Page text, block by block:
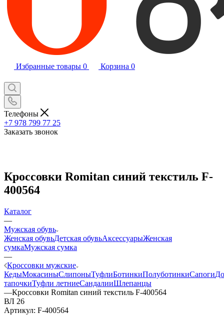
Избранные товары 0 Корзина 0
Телефоны
+7 978 799 77 25
Заказать звонок
Кроссовки Romitan синий текстиль F-
400564
Каталог
—
Мужская обувь
Женская обувьДетская обувьАксессуарыЖенская
сумкаМужская сумка
—
Кроссовки мужские
КедыМокасиныСлипоныТуфлиБотинкиПолуботинкиСапоги
тапочкиТуфли летниеСандалииШлепанцы
—Кроссовки Romitan синий текстиль F-400564
ВЛ 26
Артикул: F-400564